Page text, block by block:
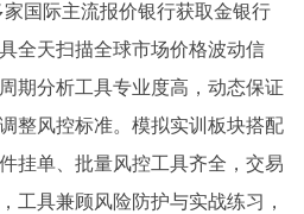
家国际主流报价银行获取金银行
全天扫描全球市场价格波动信
期分析工具专业度高，动态保证
整风控标准。模拟实训板块搭配
挂单、批量风控工具齐全，交易
工具兼顾风险防护与实战练习，